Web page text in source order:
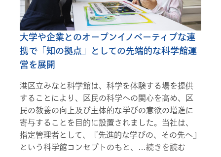
大学や企業とのオープンイノベーティブな連
携で「知の拠点」としての先端的な科学館運
営を展開
港区立みなと科学館は、科学を体験する場を提供
することにより、区民の科学への関心を高め、区
民の教養の向上及び主体的な学びの意欲の増進に
寄与することを目的に設置されました。当社は、
指定管理者として、『先進的な学びの、その先へ』
という科学館コンセプトのもと、…続きを読む